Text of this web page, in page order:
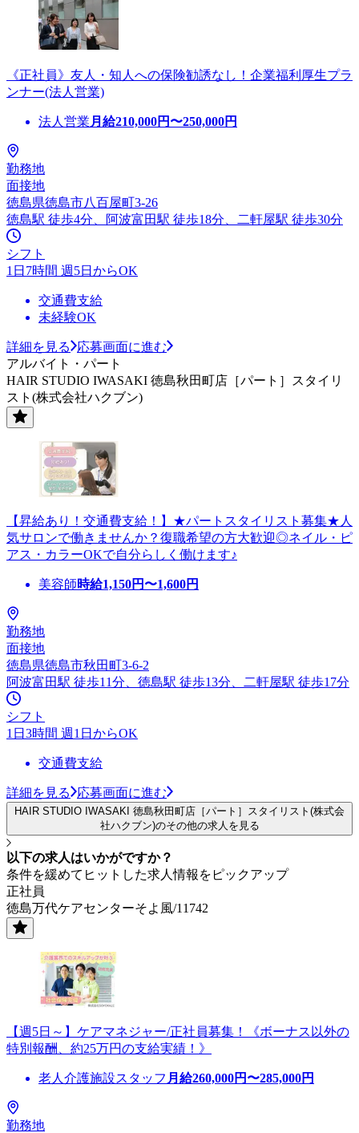
《正社員》友人・知人への保険勧誘なし！企業福利厚生プラ
ンナー(法人営業)
法人営業 月給210,000円〜250,000円
勤務地
面接地
徳島県徳島市八百屋町3-26
徳島駅 徒歩4分、阿波富田駅 徒歩18分、二軒屋駅 徒歩30分
シフト
1日7時間 週5日からOK
交通費支給
未経験OK
詳細を見る
応募画面に進む
アルバイト・パート
HAIR STUDIO IWASAKI 徳島秋田町店［パート］スタイリ
スト(株式会社ハクブン)
【昇給あり！交通費支給！】★パートスタイリスト募集★人
気サロンで働きませんか？復職希望の方大歓迎◎ネイル・ピ
アス・カラーOKで自分らしく働けます♪
美容師時給1,150円〜1,600円
勤務地
面接地
徳島県徳島市秋田町3-6-2
阿波富田駅 徒歩11分、徳島駅 徒歩13分、二軒屋駅 徒歩17分
シフト
1日3時間 週1日からOK
交通費支給
詳細を見る 応募画面に進む
HAIR STUDIO IWASAKI 徳島秋田町店［パート］スタイリスト(株式会
社ハクブン)のその他の求人を見る
以下の求人はいかがですか？
条件を緩めてヒットした求人情報をピックアップ
正社員
徳島万代ケアセンターそよ風/11742
【週5日～】ケアマネジャー/正社員募集！《ボーナス以外の
特別報酬、約25万円の支給実績！》
老人介護施設スタッフ 月給260,000円〜285,000円
勤務地